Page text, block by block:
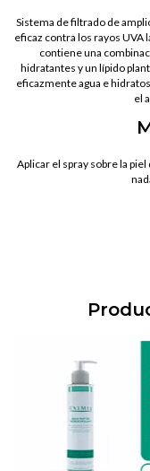
Sistema de filtrado de
eficaz contra los rayos UVA
contiene una
hidratantes y un lípido
eficazmente agua e
el
Aplicar el spray sobre la